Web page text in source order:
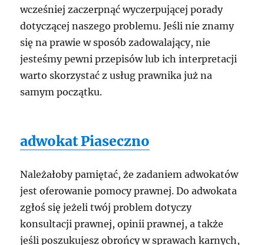
wcześniej zaczerpnąć wyczerpującej porady
dotyczącej naszego problemu. Jeśli nie znamy
się na prawie w sposób zadowalający, nie
jesteśmy pewni przepisów lub ich interpretacji
warto skorzystać z usług prawnika już na
samym początku.
adwokat Piaseczno
Należałoby pamiętać, że zadaniem adwokatów
jest oferowanie pomocy prawnej. Do adwokata
zgłoś się jeżeli twój problem dotyczy
konsultacji prawnej, opinii prawnej, a także
jeśli poszukujesz obrońcy w sprawach karnych,